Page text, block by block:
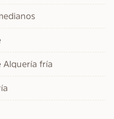
Alquería fría